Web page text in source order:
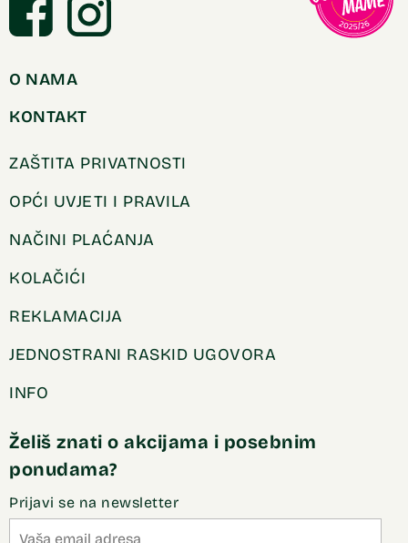
O NAMA
KONTAKT
ZAŠTITA PRIVATNOSTI
OPĆI UVJETI I PRAVILA
NAČINI PLAĆANJA
KOLAČIĆI
REKLAMACIJA
JEDNOSTRANI RASKID UGOVORA
INFO
Želiš znati o akcijama i posebnim
ponudama?
Prijavi se na newsletter